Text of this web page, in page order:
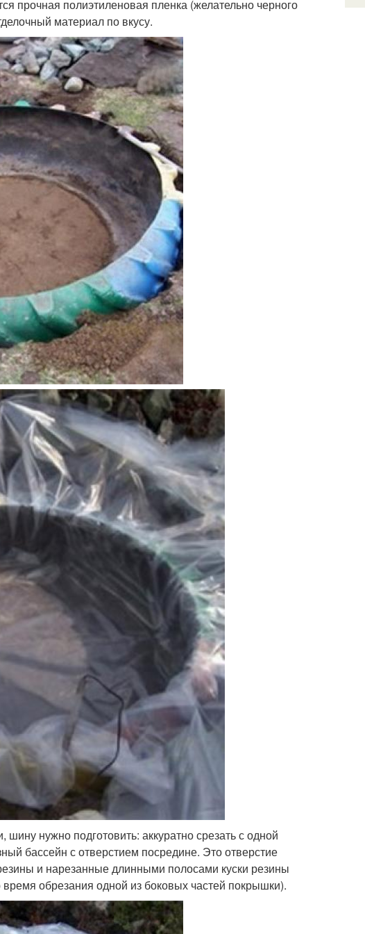
прочная полиэтиленовая пленка (желательно черного
материал по вкусу.
нужно подготовить: аккуратно срезать с одной
бассейн с отверстием посредине. Это отверстие
и нарезанные длинными полосами куски резины
обрезания одной из боковых частей покрышки).